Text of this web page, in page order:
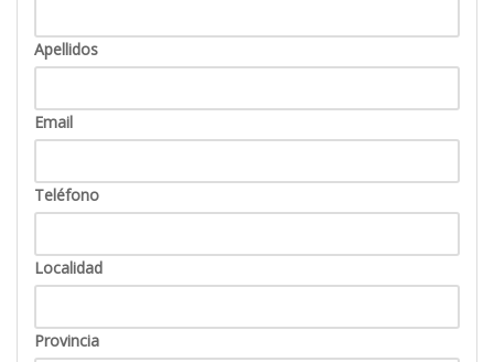
Apellidos
Email
Teléfono
Localidad
Provincia